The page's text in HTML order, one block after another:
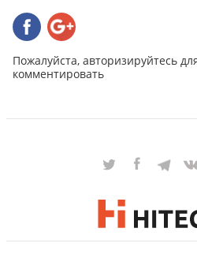
Пожалуйста, авторизируйтесь
комментировать